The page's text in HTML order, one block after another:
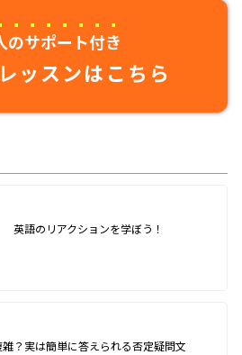
のサポート付き
ッスンはこちら
英語のリアクションを学ぼう！
雑？実は簡単に答えられる否定疑問文